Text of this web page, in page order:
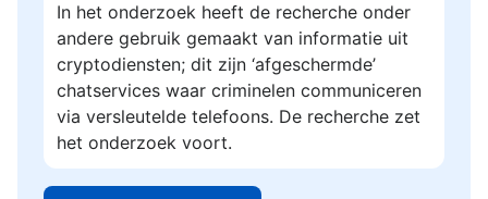
In het onderzoek heeft de recherche onder
andere gebruik gemaakt van informatie uit
cryptodiensten; dit zijn ‘afgeschermde’
chatservices waar criminelen communiceren
via versleutelde telefoons. De recherche zet
het onderzoek voort.